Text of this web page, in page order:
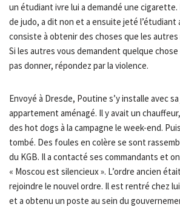
un étudiant ivre lui a demandé une
de judo, a dit non et a ensuite jeté l’étudiant
consiste à obtenir des choses que les autres
Si les autres vous demandent quelque
pas donner, répondez par la violence.
Envoyé à Dresde, Poutine s’y installe avec
appartement aménagé. Il y avait un
des hot dogs à la campagne le week-end.
tombé. Des foules en colère se sont
du KGB. Il a contacté ses commandants et
« Moscou est silencieux ». L’ordre ancien
rejoindre le nouvel ordre. Il est rentré chez
et a obtenu un poste au sein du